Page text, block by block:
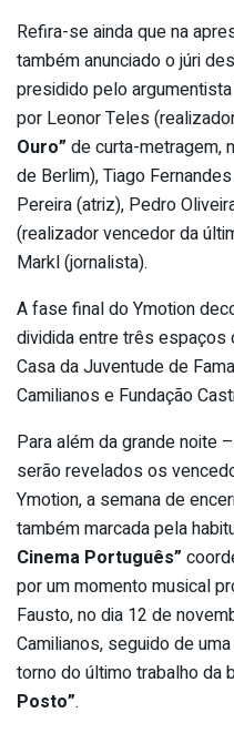
Refira-se ainda que na
também anunciado o júri
presidido pelo
por Leonor Teles
Ouro” de curta-metragem,
de Berlim), Tiago
Pereira (atriz), Pedro
(realizador vencedor da
Markl (jornalista).
A fase final do Ymotion
dividida entre três
Casa da Juventude de
Camilianos e Fundação
Para além da grande noite
serão revelados os
Ymotion, a semana de
também marcada pela
Cinema Português”
por um momento musical
Fausto, no dia 12 de
Camilianos, seguido de
torno do último trabalho da
Posto”.